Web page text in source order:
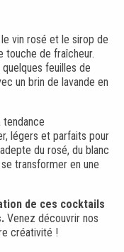
vin rosé et le sirop de
touche de fraîcheur.
feuilles de
un brin de lavande en
tendance
légers et parfaits pour
du rosé, du blanc
transformer en une
de ces cocktails
Venez découvrir nos
créativité !